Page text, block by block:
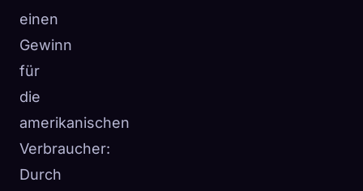
einen
Gewinn
für
die
amerikanischen
Verbraucher:
Durch